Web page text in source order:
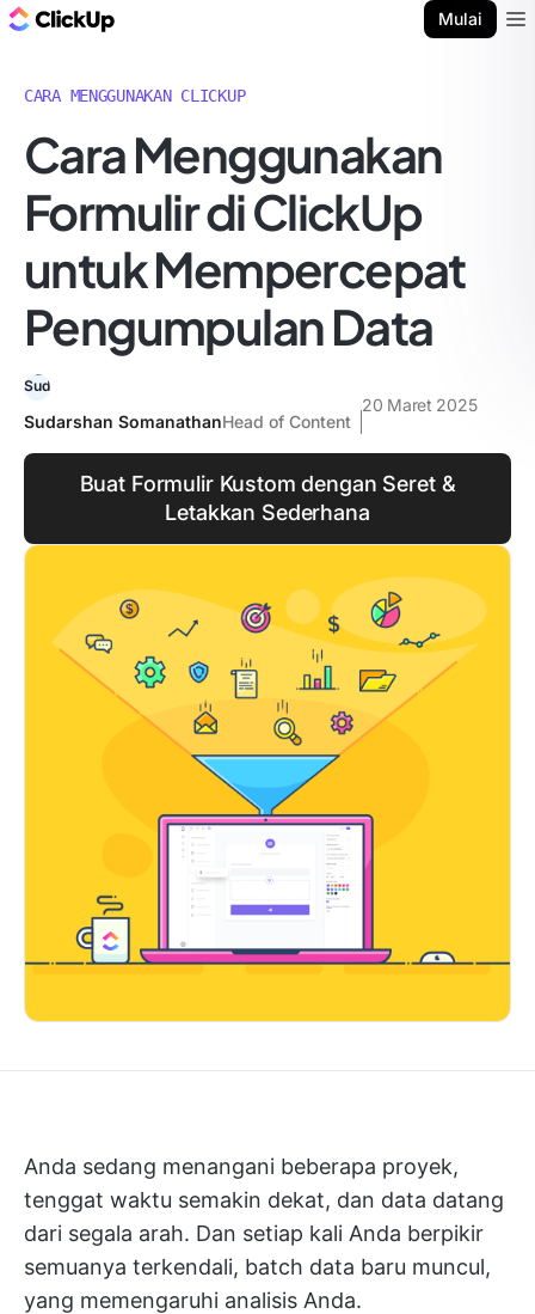
Mulai
CARA MENGGUNAKAN CLICKUP
Cara Menggunakan
Formulir di ClickUp
untuk Mempercepat
Pengumpulan Data
Sudarshan SomanathanHead of Content
20 Maret 2025
Buat Formulir Kustom dengan Seret &
Letakkan Sederhana
Anda sedang menangani beberapa proyek,
tenggat waktu semakin dekat, dan data datang
dari segala arah. Dan setiap kali Anda berpikir
semuanya terkendali, batch data baru muncul,
yang memengaruhi analisis Anda.